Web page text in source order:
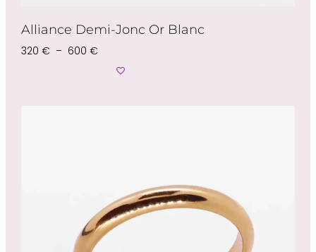
Alliance Demi-Jonc Or Blanc
320 € – 600 €